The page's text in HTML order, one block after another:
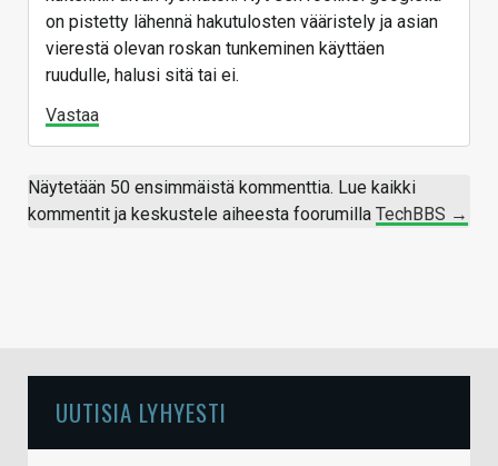
on pistetty lähennä hakutulosten vääristely ja asian
vierestä olevan roskan tunkeminen käyttäen
ruudulle, halusi sitä tai ei.
Vastaa
Näytetään 50 ensimmäistä kommenttia. Lue kaikki
kommentit ja keskustele aiheesta foorumilla TechBBS →
UUTISIA LYHYESTI